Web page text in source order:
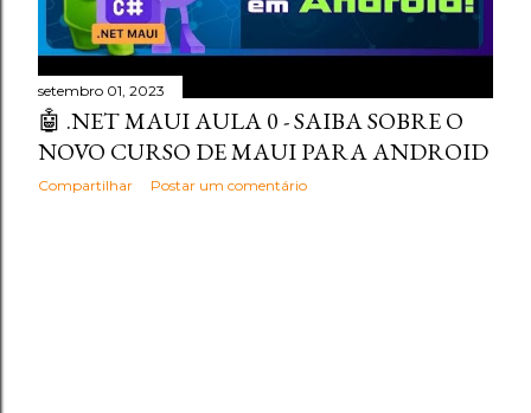
setembro 01, 2023
🤖 .NET MAUI AULA 0 - SAIBA SOBRE O
NOVO CURSO DE MAUI PARA ANDROID
Compartilhar Postar um comentário